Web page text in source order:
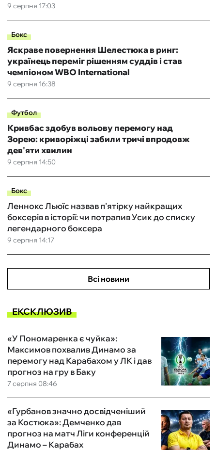
9 серпня 17:03
Бокс
9 серпня 16:38
Яскраве повернення Шелестюка в ринг:
українець переміг рішенням суддів і став
чемпіоном WBO International
Футбол
9 серпня 14:50
Кривбас здобув вольову перемогу над
Зорею: криворіжці забили тричі впродовж
дев'яти хвилин
Бокс
9 серпня 14:17
Леннокс Льюїс назвав п'ятірку найкращих
боксерів в історії: чи потрапив Усик до списку
легендарного боксера
Всі новини
ЕКСКЛЮЗИВ
7 серпня 08:46
«У Пономаренка є чуйка»:
Максимов похвалив Динамо за
перемогу над Карабахом у ЛК і дав
прогноз на гру в Баку
«Гурбанов значно досвідченіший
за Костюка»: Демченко дав
прогноз на матч Ліги конференцій
Динамо – Карабах